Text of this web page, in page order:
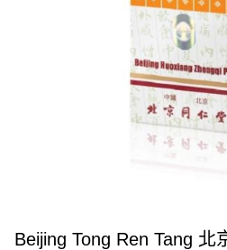
Beijing Tong Ren Tang 北